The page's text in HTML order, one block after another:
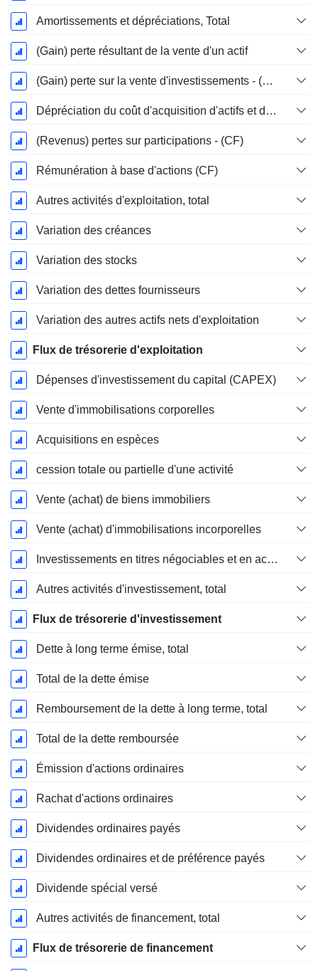
Amortissements et dépréciations, Total
(Gain) perte résultant de la vente d'un actif
(Gain) perte sur la vente d'investissements - (CF)
Dépréciation du coût d'acquisition d'actifs et dépenses de restructuration
(Revenus) pertes sur participations - (CF)
Rémunération à base d'actions (CF)
Autres activités d'exploitation, total
Variation des créances
Variation des stocks
Variation des dettes fournisseurs
Variation des autres actifs nets d'exploitation
Flux de trésorerie d'exploitation
Dépenses d'investissement du capital (CAPEX)
Vente d'immobilisations corporelles
Acquisitions en espèces
cession totale ou partielle d'une activité
Vente (achat) de biens immobiliers
Vente (achat) d'immobilisations incorporelles
Investissements en titres négociables et en actions, total
Autres activités d'investissement, total
Flux de trésorerie d'investissement
Dette à long terme émise, total
Total de la dette émise
Remboursement de la dette à long terme, total
Total de la dette remboursée
Émission d'actions ordinaires
Rachat d'actions ordinaires
Dividendes ordinaires payés
Dividendes ordinaires et de préférence payés
Dividende spécial versé
Autres activités de financement, total
Flux de trésorerie de financement